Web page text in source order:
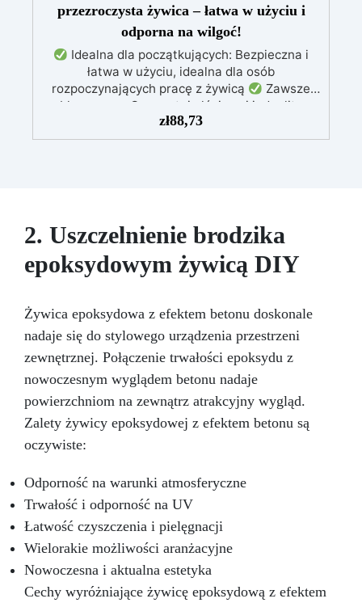
przezroczysta żywica – łatwa w użyciu i
odporna na wilgoć!
Idealna dla początkujących: Bezpieczna i
łatwa w użyciu, idealna dla osób
rozpoczynających pracę z żywicą
Zawsze
błyszcząca: Gwarantuje lśniące i jednolite
wykończenie w każdych warunkach
prosta w użyciu: Intuicyjne proporcje mieszania
wysoka odporność na zarysowania oraz wilgoć
zł88,73
2. Uszczelnienie brodzika
epoksydowym żywicą DIY
Żywica epoksydowa z efektem betonu doskonale
nadaje się do stylowego urządzenia przestrzeni
zewnętrznej. Połączenie trwałości epoksydu z
nowoczesnym wyglądem betonu nadaje
powierzchniom na zewnątrz atrakcyjny wygląd.
Zalety żywicy epoksydowej z efektem betonu są
oczywiste:
Odporność na warunki atmosferyczne
Trwałość i odporność na UV
Łatwość czyszczenia i pielęgnacji
Wielorakie możliwości aranżacyjne
Nowoczesna i aktualna estetyka
Cechy wyróżniające żywicę epoksydową z efektem